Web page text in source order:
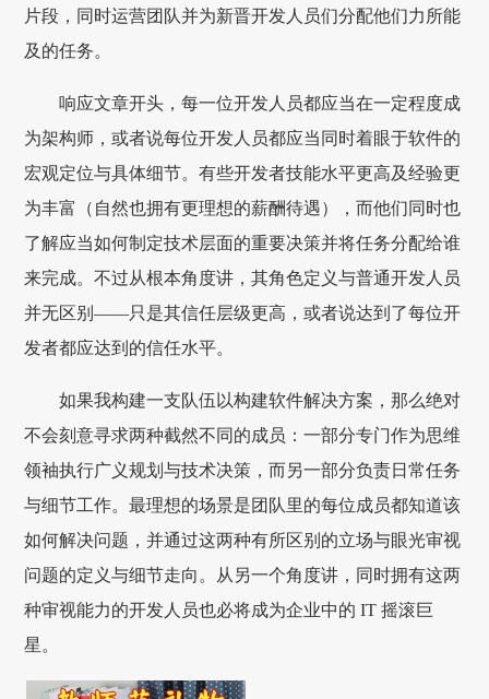
片段，同时运营团队并为新晋开发人员们分配他们力所能
及的任务。
响应文章开头，每一位开发人员都应当在一定程度成
为架构师，或者说每位开发人员都应当同时着眼于软件的
宏观定位与具体细节。有些开发者技能水平更高及经验更
为丰富（自然也拥有更理想的薪酬待遇），而他们同时也
了解应当如何制定技术层面的重要决策并将任务分配给谁
来完成。不过从根本角度讲，其角色定义与普通开发人员
并无区别——只是其信任层级更高，或者说达到了每位开
发者都应达到的信任水平。
如果我构建一支队伍以构建软件解决方案，那么绝对
不会刻意寻求两种截然不同的成员：一部分专门作为思维
领袖执行广义规划与技术决策，而另一部分负责日常任务
与细节工作。最理想的场景是团队里的每位成员都知道该
如何解决问题，并通过这两种有所区别的立场与眼光审视
问题的定义与细节走向。从另一个角度讲，同时拥有这两
种审视能力的开发人员也必将成为企业中的 IT 摇滚巨
星。